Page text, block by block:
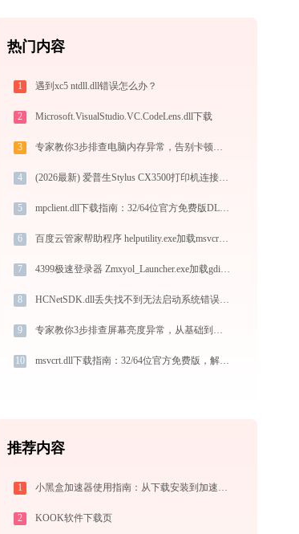
热门内容
1 遇到xc5 ntdll.dll错误怎么办？
2 Microsoft.VisualStudio.VC.CodeLens.dll下载
3 专家教你3步排查电脑内存异常，告别卡顿与报错
4 (2026最新) 爱普生Stylus CX3500打印机连接问题解决方法 -金山毒霸
5 mpclient.dll下载指南：32/64位官方免费版DLL文件修复教程
6 百度云管家帮助程序 helputility.exe加载msvcr100.dll文件丢失处理办法
7 4399极速登录器 Zmxyol_Launcher.exe加载gdiplus.dll文件丢失处理办法
8 HCNetSDK.dll丢失找不到无法启动系统错误修复 - AI智能助手解决方案
9 专家教你3步排查屏幕亮度异常，从基础到深度修复
10 msvcrt.dll下载指南：32/64位官方免费版，解决DLL缺失问题
推荐内容
1 小黑盒加速器使用指南：从下载安装到加速外服游戏，免费版够用吗
2 KOOK软件下载页